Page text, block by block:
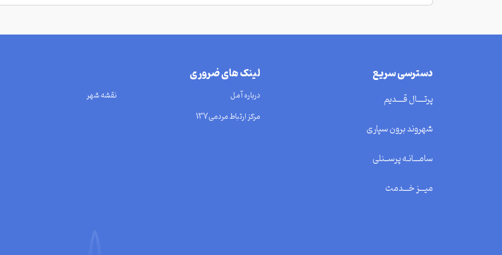
دسترسی سریع
پرتــــال قــــدیم
شهروند برون سپاری
سامـــانـه پرســنلی
میـــز خـــدمت
لینک های ضروری
درباره آمل
نقشه شهر
مرکز ارتباط مردمی137